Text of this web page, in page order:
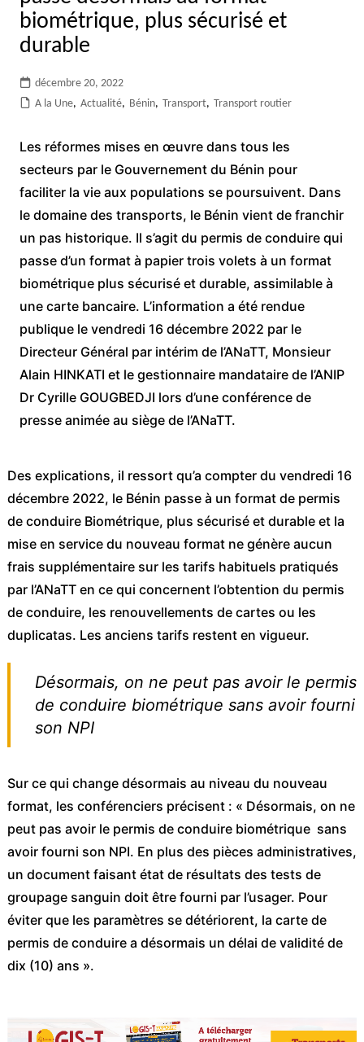
biométrique, plus sécurisé et
durable
décembre 20, 2022
A la Une, Actualité, Bénin, Transport, Transport routier
Les réformes mises en œuvre dans tous les
secteurs par le Gouvernement du Bénin pour
faciliter la vie aux populations se poursuivent. Dans
le domaine des transports, le Bénin vient de franchir
un pas historique. Il s’agit du permis de conduire qui
passe d’un format à papier trois volets à un format
biométrique plus sécurisé et durable, assimilable à
une carte bancaire. L’information a été rendue
publique le vendredi 16 décembre 2022 par le
Directeur Général par intérim de l’ANaTT, Monsieur
Alain HINKATI et le gestionnaire mandataire de l’ANIP
Dr Cyrille GOUGBEDJI lors d’une conférence de
presse animée au siège de l’ANaTT.
Des explications, il ressort qu’a compter du vendredi 16
décembre 2022, le Bénin passe à un format de permis
de conduire Biométrique, plus sécurisé et durable et la
mise en service du nouveau format ne génère aucun
frais supplémentaire sur les tarifs habituels pratiqués
par l’ANaTT en ce qui concernent l’obtention du permis
de conduire, les renouvellements de cartes ou les
duplicatas. Les anciens tarifs restent en vigueur.
Désormais, on ne peut pas avoir le permis
de conduire biométrique sans avoir fourni
son NPI
Sur ce qui change désormais au niveau du nouveau
format, les conférenciers précisent : « Désormais, on ne
peut pas avoir le permis de conduire biométrique sans
avoir fourni son NPI. En plus des pièces administratives,
un document faisant état de résultats des tests de
groupage sanguin doit être fourni par l’usager. Pour
éviter que les paramètres se détériorent, la carte de
permis de conduire a désormais un délai de validité de
dix (10) ans ».